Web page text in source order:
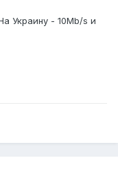
Украину - 10Mb/s и